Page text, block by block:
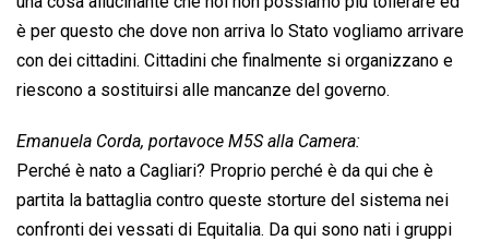
è per questo che dove non arriva lo Stato vogliamo arrivare
con dei cittadini. Cittadini che finalmente si organizzano e
riescono a sostituirsi alle mancanze del governo.
Emanuela Corda, portavoce M5S alla Camera:
Perché è nato a Cagliari? Proprio perché è da qui che è
partita la battaglia contro queste storture del sistema nei
confronti dei vessati di Equitalia. Da qui sono nati i gruppi